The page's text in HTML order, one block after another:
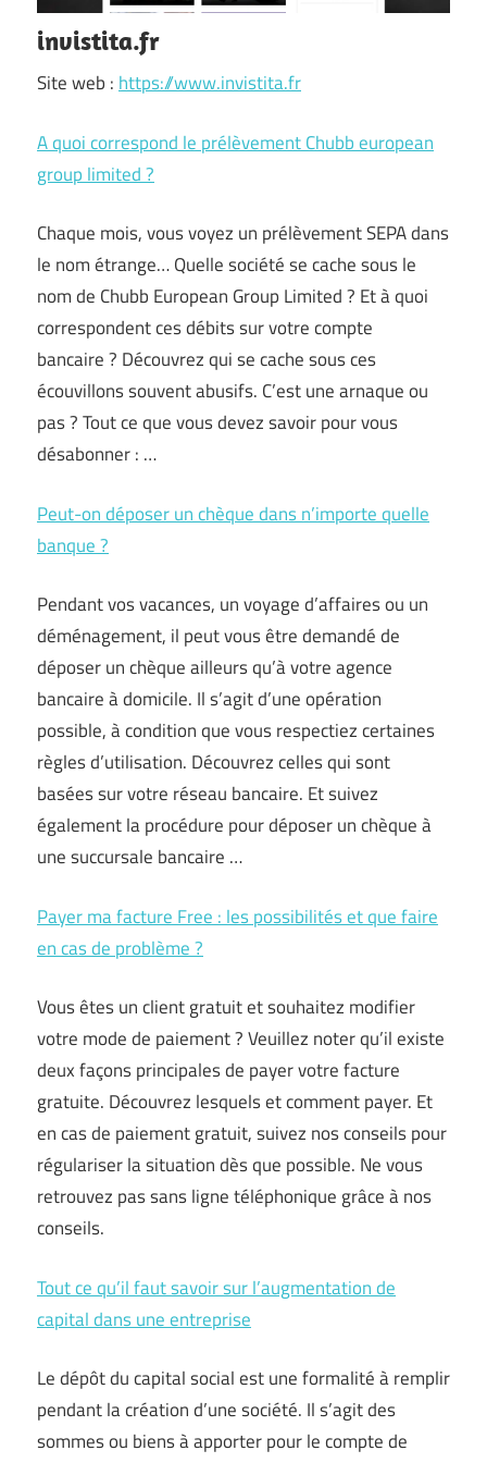
invistita.fr
Site web :https://www.invistita.fr
A quoi correspond le prélèvement Chubb european
group limited ?
Chaque mois, vous voyez un prélèvement SEPA dans
le nom étrange… Quelle société se cache sous le
nom de Chubb European Group Limited ? Et à quoi
correspondent ces débits sur votre compte
bancaire ? Découvrez qui se cache sous ces
écouvillons souvent abusifs. C’est une arnaque ou
pas ? Tout ce que vous devez savoir pour vous
désabonner : …
Peut-on déposer un chèque dans n’importe quelle
banque ?
Pendant vos vacances, un voyage d’affaires ou un
déménagement, il peut vous être demandé de
déposer un chèque ailleurs qu’à votre agence
bancaire à domicile. Il s’agit d’une opération
possible, à condition que vous respectiez certaines
règles d’utilisation. Découvrez celles qui sont
basées sur votre réseau bancaire. Et suivez
également la procédure pour déposer un chèque à
une succursale bancaire …
Payer ma facture Free : les possibilités et que faire
en cas de problème ?
Vous êtes un client gratuit et souhaitez modifier
votre mode de paiement ? Veuillez noter qu’il existe
deux façons principales de payer votre facture
gratuite. Découvrez lesquels et comment payer. Et
en cas de paiement gratuit, suivez nos conseils pour
régulariser la situation dès que possible. Ne vous
retrouvez pas sans ligne téléphonique grâce à nos
conseils.
Tout ce qu’il faut savoir sur l’augmentation de
capital dans une entreprise
Le dépôt du capital social est une formalité à remplir
pendant la création d’une société. Il s’agit des
sommes ou biens à apporter pour le compte de